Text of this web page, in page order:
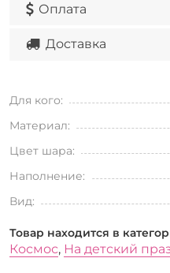
Оплата
Доставка
Для кого:
Материал:
Цвет шара:
Наполнение:
Вид:
Товар находится в
Космос, На детский